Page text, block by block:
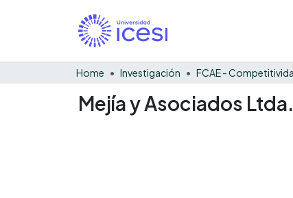
Home Investigación
Mejía y Asociados Ltda.